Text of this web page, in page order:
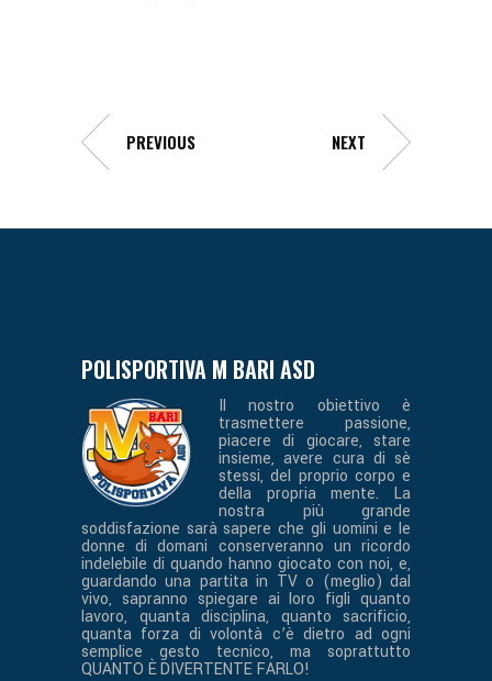
PREVIOUS NEXT
POLISPORTIVA M BARI ASD
Il nostro obiettivo è
trasmettere passione,
piacere di giocare, stare
insieme, avere cura di sè
stessi, del proprio corpo e
della propria mente. La
nostra più grande
soddisfazione sarà sapere che gli uomini e le
donne di domani conserveranno un ricordo
indelebile di quando hanno giocato con noi, e,
guardando una partita in TV o (meglio) dal
vivo, sapranno spiegare ai loro figli quanto
lavoro, quanta disciplina, quanto sacrificio,
quanta forza di volontà c’è dietro ad ogni
semplice gesto tecnico, ma soprattutto
QUANTO È DIVERTENTE FARLO!